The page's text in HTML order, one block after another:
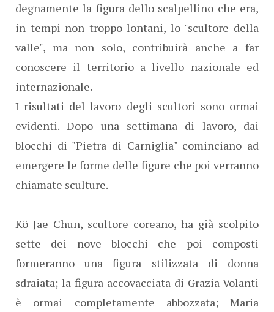
degnamente la figura dello scalpellino che era,
in tempi non troppo lontani, lo "scultore della
valle", ma non solo, contribuirà anche a far
conoscere il territorio a livello nazionale ed
internazionale.
I risultati del lavoro degli scultori sono ormai
evidenti. Dopo una settimana di lavoro, dai
blocchi di "Pietra di Carniglia" cominciano ad
emergere le forme delle figure che poi verranno
chiamate sculture.
Kö Jae Chun, scultore coreano, ha già scolpito
sette dei nove blocchi che poi composti
formeranno una figura stilizzata di donna
sdraiata; la figura accovacciata di Grazia Volanti
è ormai completamente abbozzata; Maria